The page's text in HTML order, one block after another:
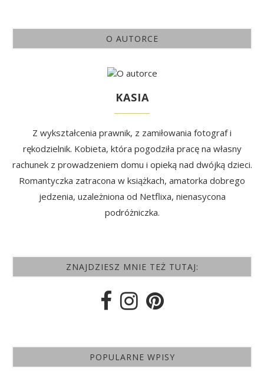
O AUTORCE
KASIA
Z wykształcenia prawnik, z zamiłowania fotograf i
rękodzielnik. Kobieta, która pogodziła pracę na własny
rachunek z prowadzeniem domu i opieką nad dwójką dzieci.
Romantyczka zatracona w książkach, amatorka dobrego
jedzenia, uzależniona od Netflixa, nienasycona
podróżniczka.
ZNAJDZIESZ MNIE TEŻ TUTAJ:
POPULARNE WPISY